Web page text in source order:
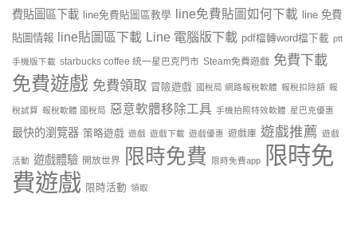
費貼圖區下載
line免費貼圖區教學 line免費貼圖如何下載
line 免費
貼圖情報
line貼圖區下載 Line 電腦版下載 pdf檔轉word檔下載 ptt
手機版下載 starbucks coffee 統一星巴克門市 Steam免費遊戲 免費下載
免費遊戲 免費領取 冒險遊戲 國稅局 網路報稅軟體 報稅扣除額 報
稅試算 報稅軟體 國稅局 惡意軟體移除工具 手機拍照特效軟體 星巴克優惠
最快的瀏覽器 策略遊戲 遊戲 遊戲下載 遊戲優惠 遊戲庫 遊戲推薦 遊戲
活動 遊戲體驗 開放世界 限時免費 限時免費app
限時免
費遊戲 限時活動 領取